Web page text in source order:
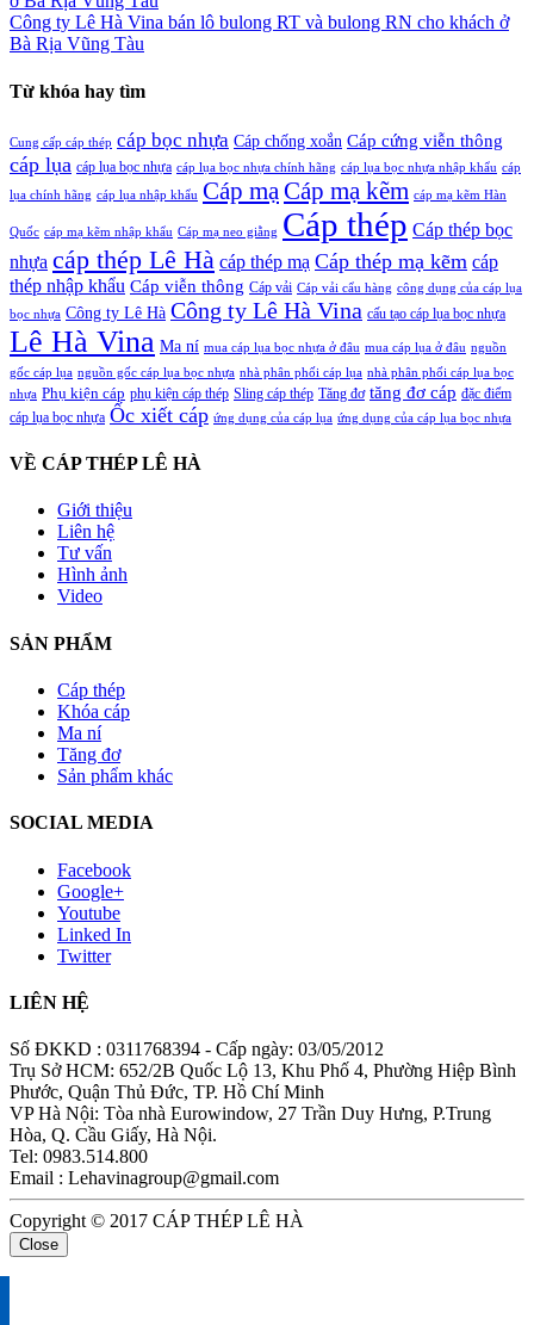
Công ty Lê Hà Vina bán lô bulong RT và bulong RN cho khách ở
Bà Rịa Vũng Tàu
Từ khóa hay tìm
Cung cấp cáp thép cáp bọc nhựa Cáp chống xoắn Cáp cứng viễn thông
cáp lụa cáp lụa bọc nhựa cáp lụa bọc nhựa chính hãng cáp lụa bọc nhựa nhập khẩu cáp
lụa chính hãng cáp lụa nhập khẩu Cáp mạ Cáp mạ kẽm cáp mạ kẽm Hàn
Quốc cáp mạ kẽm nhập khẩu Cáp mạ neo giằng Cáp thép Cáp thép bọc
nhựa cáp thép Lê Hà cáp thép mạ Cáp thép mạ kẽm cáp
thép nhập khẩu Cáp viễn thông Cáp vải Cáp vải cẩu hàng công dụng của cáp lụa
bọc nhựa Công ty Lê Hà Công ty Lê Hà Vina cấu tạo cáp lụa bọc nhựa
Lê Hà Vina Ma ní mua cáp lụa bọc nhựa ở đâu mua cáp lụa ở đâu nguồn
gốc cáp lụa nguồn gốc cáp lụa bọc nhựa nhà phân phối cáp lụa nhà phân phối cáp lụa bọc
nhựa Phụ kiện cáp phụ kiện cáp thép Sling cáp thép Tăng đơ tăng đơ cáp đặc điểm
cáp lụa bọc nhựa Ốc xiết cáp ứng dụng của cáp lụa ứng dụng của cáp lụa bọc nhựa
VỀ CÁP THÉP LÊ HÀ
Giới thiệu
Liên hệ
Tư vấn
Hình ảnh
Video
SẢN PHẨM
Cáp thép
Khóa cáp
Ma ní
Tăng đơ
Sản phẩm khác
SOCIAL MEDIA
Facebook
Google+
Youtube
Linked In
Twitter
LIÊN HỆ
Số ĐKKD : 0311768394 - Cấp ngày: 03/05/2012
Trụ Sở HCM: 652/2B Quốc Lộ 13, Khu Phố 4, Phường Hiệp Bình
Phước, Quận Thủ Đức, TP. Hồ Chí Minh
VP Hà Nội: Tòa nhà Eurowindow, 27 Trần Duy Hưng, P.Trung
Hòa, Q. Cầu Giấy, Hà Nội.
Tel: 0983.514.800
Email : Lehavinagroup@gmail.com
Copyright © 2017 CÁP THÉP LÊ HÀ
Close